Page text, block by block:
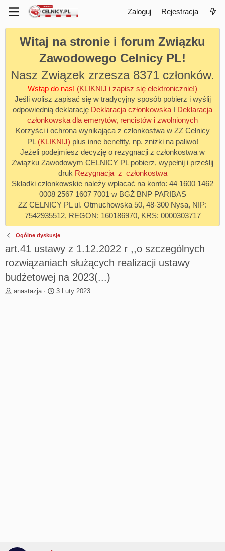
Zaloguj Rejestracja
Witaj na stronie i forum Związku
Zawodowego Celnicy PL!
Nasz Związek zrzesza 8371 członków.
Wstąp do nas! (KLIKNIJ i zapisz się elektronicznie!)
Jeśli wolisz zapisać się w tradycyjny sposób pobierz i wyślij
odpowiednią deklarację Deklaracja członkowska I Deklaracja
członkowska dla emerytów, rencistów i zwolnionych
Korzyści i ochrona wynikająca z członkostwa w ZZ Celnicy
PL (KLIKNIJ) plus inne benefity, np. zniżki na paliwo!
Jeżeli podejmiesz decyzję o rezygnacji z członkostwa w
Związku Zawodowym CELNICY PL pobierz, wypełnij i prześlij
druk Rezygnacja_z_członkostwa
Składki członkowskie należy wpłacać na konto: 44 1600 1462
0008 2567 1607 7001 w BGŻ BNP PARIBAS
ZZ CELNICY PL ul. Otmuchowska 50, 48-300 Nysa, NIP:
7542935512, REGON: 160186970, KRS: 0000303717
Ogólne dyskusje
art.41 ustawy z 1.12.2022 r ,,o szczególnych
rozwiązaniach służących realizacji ustawy
budżetowej na 2023(...)
T
anastazja
R
3 Luty 2023